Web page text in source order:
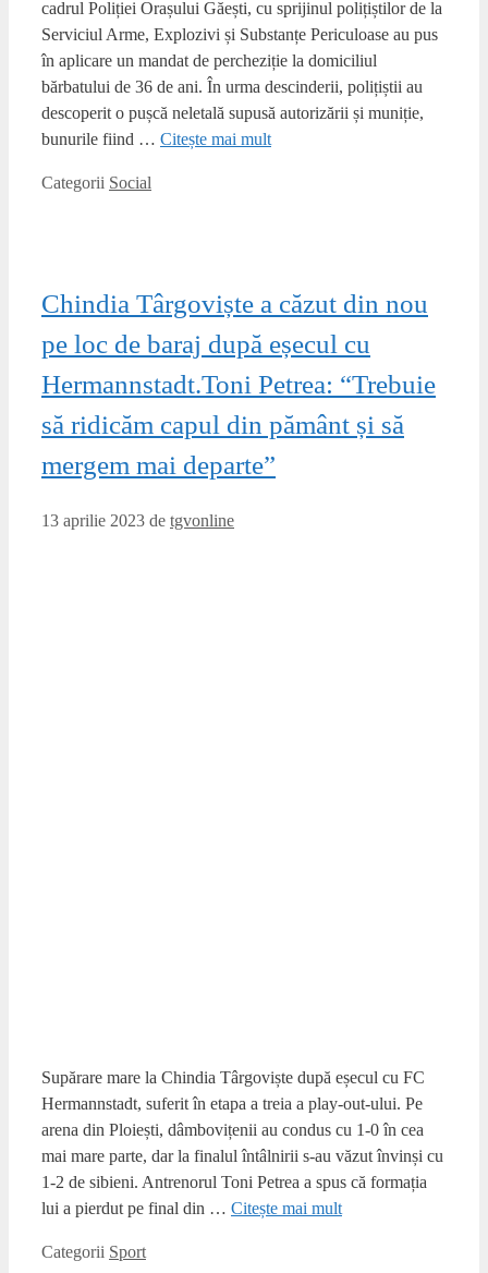
cadrul Poliției Orașului Găești, cu sprijinul polițiștilor de la
Serviciul Arme, Explozivi și Substanțe Periculoase au pus
în aplicare un mandat de percheziție la domiciliul
bărbatului de 36 de ani. În urma descinderii, polițiștii au
descoperit o pușcă neletală supusă autorizării și muniție,
bunurile fiind … Citește mai mult
Categorii Social
Chindia Târgoviște a căzut din nou
pe loc de baraj după eșecul cu
Hermannstadt.Toni Petrea: “Trebuie
să ridicăm capul din pământ și să
mergem mai departe”
13 aprilie 2023 de tgvonline
Supărare mare la Chindia Târgoviște după eșecul cu FC
Hermannstadt, suferit în etapa a treia a play-out-ului. Pe
arena din Ploiești, dâmbovițenii au condus cu 1-0 în cea
mai mare parte, dar la finalul întâlnirii s-au văzut învinși cu
1-2 de sibieni. Antrenorul Toni Petrea a spus că formația
lui a pierdut pe final din … Citește mai mult
Categorii Sport